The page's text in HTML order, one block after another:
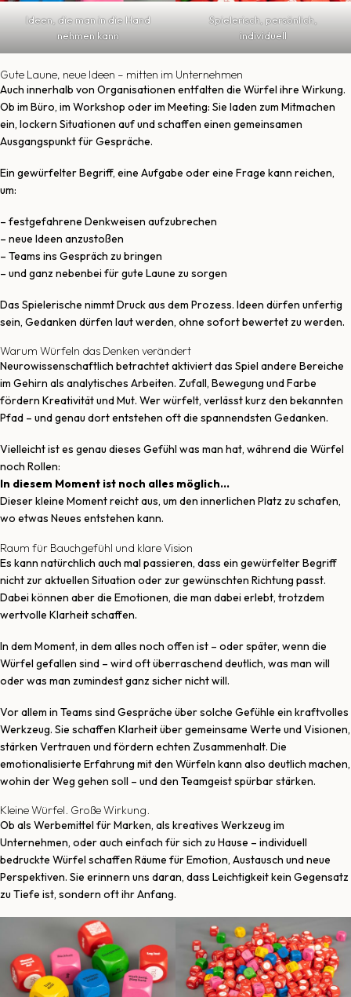
Ideen, die man in die Hand
nehmen kann
Spielerisch, persönlich,
individuell
Gute Laune, neue Ideen – mitten im Unternehmen
Auch innerhalb von Organisationen entfalten die Würfel ihre Wirkung.
Ob im Büro, im Workshop oder im Meeting: Sie laden zum Mitmachen
ein, lockern Situationen auf und schaffen einen gemeinsamen
Ausgangspunkt für Gespräche.
Ein gewürfelter Begriff, eine Aufgabe oder eine Frage kann reichen,
um:
– festgefahrene Denkweisen aufzubrechen
– neue Ideen anzustoßen
– Teams ins Gespräch zu bringen
– und ganz nebenbei für gute Laune zu sorgen
Das Spielerische nimmt Druck aus dem Prozess. Ideen dürfen unfertig
sein, Gedanken dürfen laut werden, ohne sofort bewertet zu werden.
Warum Würfeln das Denken verändert
Neurowissenschaftlich betrachtet aktiviert das Spiel andere Bereiche
im Gehirn als analytisches Arbeiten. Zufall, Bewegung und Farbe
fördern Kreativität und Mut. Wer würfelt, verlässt kurz den bekannten
Pfad – und genau dort entstehen oft die spannendsten Gedanken.
Vielleicht ist es genau dieses Gefühl was man hat, während die Würfel
noch Rollen:
In diesem Moment ist noch alles möglich…
Dieser kleine Moment reicht aus, um den innerlichen Platz zu schafen,
wo etwas Neues entstehen kann.
Raum für Bauchgefühl und klare Vision
Es kann natürchlich auch mal passieren, dass ein gewürfelter Begriff
nicht zur aktuellen Situation oder zur gewünschten Richtung passt.
Dabei können aber die Emotionen, die man dabei erlebt, trotzdem
wertvolle Klarheit schaffen.
In dem Moment, in dem alles noch offen ist – oder später, wenn die
Würfel gefallen sind – wird oft überraschend deutlich, was man will
oder was man zumindest ganz sicher nicht will.
Vor allem in Teams sind Gespräche über solche Gefühle ein kraftvolles
Werkzeug. Sie schaffen Klarheit über gemeinsame Werte und Visionen,
stärken Vertrauen und fördern echten Zusammenhalt. Die
emotionalisierte Erfahrung mit den Würfeln kann also deutlich machen,
wohin der Weg gehen soll – und den Teamgeist spürbar stärken.
Kleine Würfel. Große Wirkung.
Ob als Werbemittel für Marken, als kreatives Werkzeug im
Unternehmen, oder auch einfach für sich zu Hause – individuell
bedruckte Würfel schaffen Räume für Emotion, Austausch und neue
Perspektiven. Sie erinnern uns daran, dass Leichtigkeit kein Gegensatz
zu Tiefe ist, sondern oft ihr Anfang.